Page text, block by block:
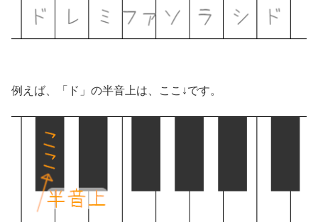
例えば、「ド」の半音上は、ここ↓です。